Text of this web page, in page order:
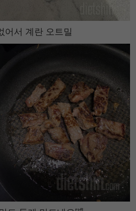
어서 계란 오트밀